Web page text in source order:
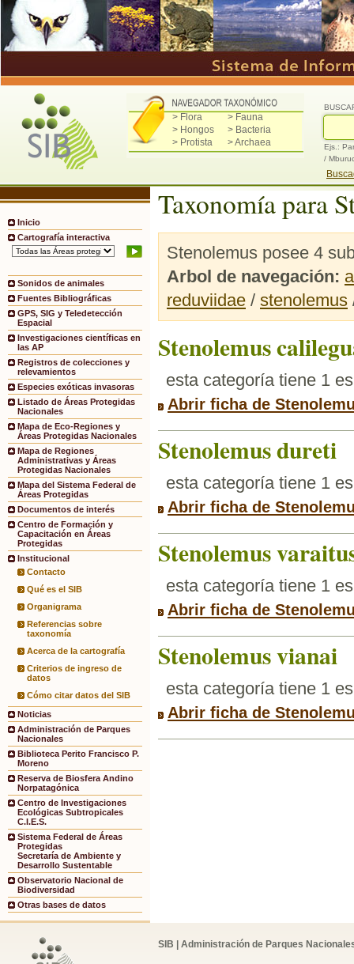
> Flora
> Fauna
> Hongos
> Bacteria
> Protista
> Archaea
Ejs.:
/
Inicio
Cartografía interactiva
Sonidos de animales
Fuentes Bibliográficas
GPS, SIG y Teledetección
Espacial
Investigaciones científicas en
las AP
Registros de colecciones y
relevamientos
Especies exóticas invasoras
Listado de Áreas Protegidas
Nacionales
Mapa de Eco-Regiones y
Áreas Protegidas Nacionales
Mapa de Regiones
Administrativas y Áreas
Protegidas Nacionales
Mapa del Sistema Federal de
Áreas Protegidas
Documentos de interés
Centro de Formación y
Capacitación en Áreas
Protegidas
Institucional
Contacto
Qué es el SIB
Organigrama
Referencias sobre
taxonomía
Acerca de la cartografía
Criterios de ingreso de
datos
Cómo citar datos del SIB
Noticias
Administración de Parques
Nacionales
Biblioteca Perito Francisco P.
Moreno
Reserva de Biosfera Andino
Norpatagónica
Centro de Investigaciones
Ecológicas Subtropicales
C.I.E.S.
Sistema Federal de Áreas
Protegidas
Secretaría de Ambiente y
Desarrollo Sustentable
Observatorio Nacional de
Biodiversidad
Otras bases de datos
Taxonomía para
Stenolemus posee 4
Arbol de navegación:
reduviidae / stenolemus
Stenolemus
esta categoría tiene 1
Abrir ficha de
Stenolemus dureti
esta categoría tiene 1
Abrir ficha de
Stenolemus
esta categoría tiene 1
Abrir ficha de
Stenolemus vianai
esta categoría tiene 1
Abrir ficha de
SIB | Administración de Parques